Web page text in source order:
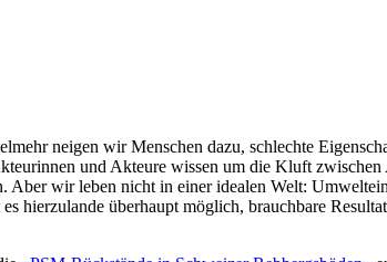
neigen wir Menschen dazu, schlechte
und Akteure wissen um die Kluft
Aber wir leben nicht in einer idealen Welt:
hierzulande überhaupt möglich, brauchbare